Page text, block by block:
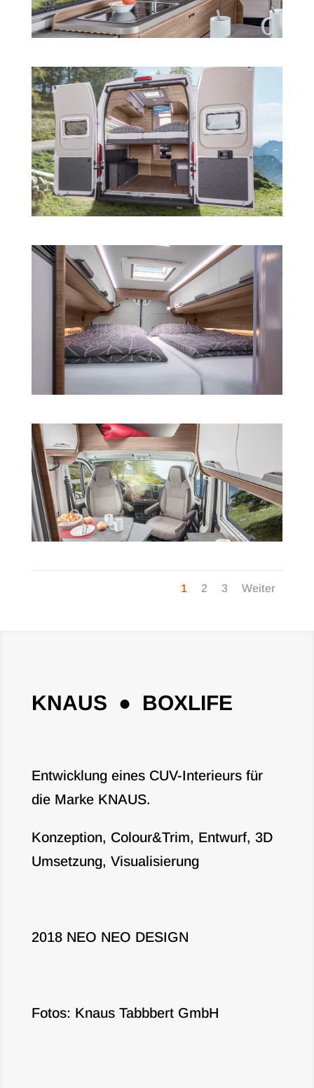
1 2 3 Weiter
KNAUS ● BOXLIFE
Entwicklung eines CUV-Interieurs für
die Marke KNAUS.
Konzeption, Colour&Trim, Entwurf, 3D
Umsetzung, Visualisierung
2018 NEO NEO DESIGN
Fotos: Knaus Tabbbert GmbH